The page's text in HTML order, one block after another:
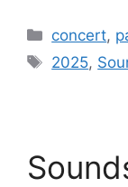
concert,
2025,